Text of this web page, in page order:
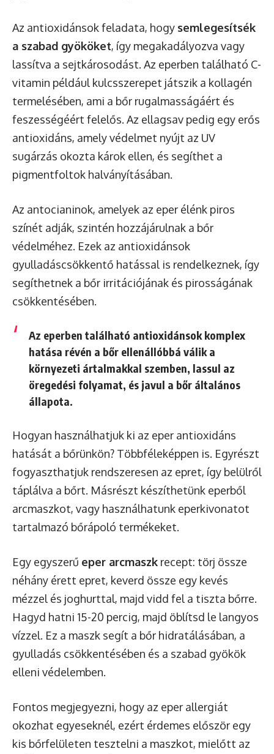
Az antioxidánsok feladata, hogy semlegesítsék
a szabad gyököket, így megakadályozva vagy
lassítva a sejtkárosodást. Az eperben található C-
vitamin például kulcsszerepet játszik a kollagén
termelésében, ami a bőr rugalmasságáért és
feszességéért felelős. Az ellagsav pedig egy erős
antioxidáns, amely védelmet nyújt az UV
sugárzás okozta károk ellen, és segíthet a
pigmentfoltok halványításában.
Az antocianinok, amelyek az eper élénk piros
színét adják, szintén hozzájárulnak a bőr
védelméhez. Ezek az antioxidánsok
gyulladáscsökkentő hatással is rendelkeznek, így
segíthetnek a bőr irritációjának és pirosságának
csökkentésében.
Az eperben található antioxidánsok komplex
hatása révén a bőr ellenállóbbá válik a
környezeti ártalmakkal szemben, lassul az
öregedési folyamat, és javul a bőr általános
állapota.
Hogyan használhatjuk ki az eper antioxidáns
hatását a bőrünkön? Többféleképpen is. Egyrészt
fogyaszthatjuk rendszeresen az epret, így belülről
táplálva a bőrt. Másrészt készíthetünk eperből
arcmaszkot, vagy használhatunk eperkivonatot
tartalmazó bőrápoló termékeket.
Egy egyszerű eper arcmaszk recept: törj össze
néhány érett epret, keverd össze egy kevés
mézzel és joghurttal, majd vidd fel a tiszta bőrre.
Hagyd hatni 15-20 percig, majd öblítsd le langyos
vízzel. Ez a maszk segít a bőr hidratálásában, a
gyulladás csökkentésében és a szabad gyökök
elleni védelemben.
Fontos megjegyezni, hogy az eper allergiát
okozhat egyeseknél, ezért érdemes először egy
kis bőrfelületen tesztelni a maszkot, mielőtt az